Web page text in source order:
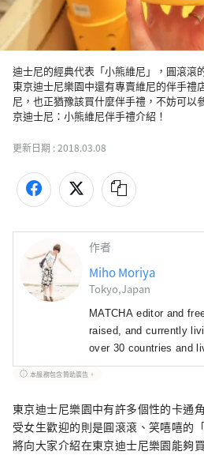
迪士尼的經典代表「小熊維尼」，圓滾滾
東京迪士尼樂園中還有專賣維尼的伴手禮
尼，也正猶豫該買什麼伴手禮，不妨可以
京迪士尼：小熊維尼伴手禮介紹！
更新日期 :2018.03.08
作者
Miho Moriya
Tokyo,Japan
MATCHA editor and
raised, and currently
over 30 countries and
prefectures. I have
charms of a
pictures. I love forests,
本服務包含贊助廣告。
東京迪士尼樂園中有許多個性的卡通
受女生歡迎的則是圓滾滾、笑嘻嘻的
將向大家介紹在東京迪士尼樂園能夠